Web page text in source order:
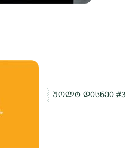
უოლტ დისნეი #3